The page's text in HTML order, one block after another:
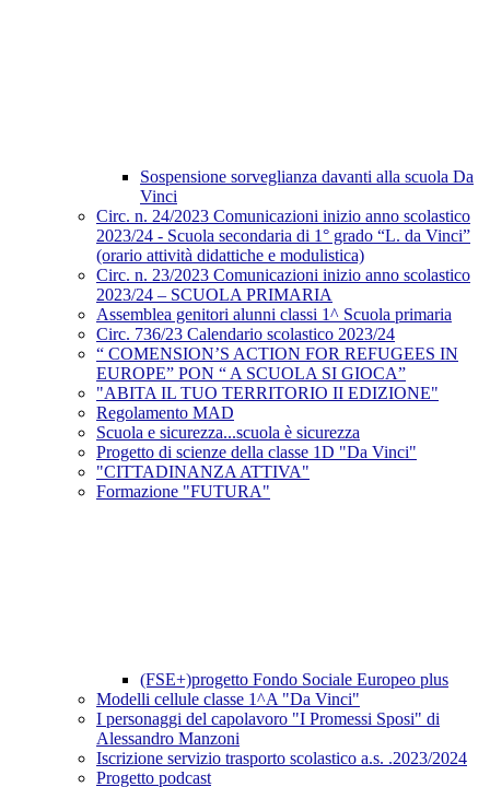
Sospensione sorveglianza davanti alla scuola Da
Vinci
Circ. n. 24/2023 Comunicazioni inizio anno scolastico
2023/24 - Scuola secondaria di 1° grado “L. da Vinci”
(orario attività didattiche e modulistica)
Circ. n. 23/2023 Comunicazioni inizio anno scolastico
2023/24 – SCUOLA PRIMARIA
Assemblea genitori alunni classi 1^ Scuola primaria
Circ. 736/23 Calendario scolastico 2023/24
“ COMENSION’S ACTION FOR REFUGEES IN
EUROPE” PON “ A SCUOLA SI GIOCA”
"ABITA IL TUO TERRITORIO II EDIZIONE"
Regolamento MAD
Scuola e sicurezza...scuola è sicurezza
Progetto di scienze della classe 1D "Da Vinci"
"CITTADINANZA ATTIVA"
Formazione "FUTURA"
(FSE+)progetto Fondo Sociale Europeo plus
Modelli cellule classe 1^A "Da Vinci"
I personaggi del capolavoro "I Promessi Sposi" di
Alessandro Manzoni
Iscrizione servizio trasporto scolastico a.s. .2023/2024
Progetto podcast